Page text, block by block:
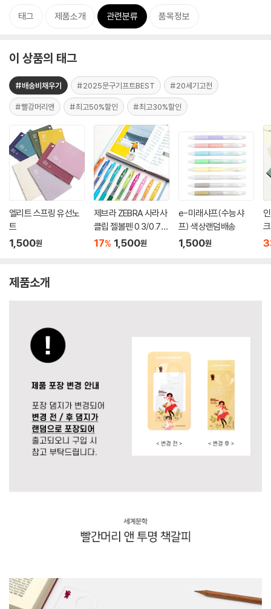
태그 제품소개 관련분류 품목정보
이 상품의 태그
#배송비채우기 #2025문구기프트BEST #20세기고전
#빨강머리앤 #최고50%할인 #최고30%할인
엘리트 스프링 유선노
트
1,500원
제브라 ZEBRA 사라사
클립 젤볼펜 0.3/0.7m
m
17% 1,500원
e-미래샤프(수능샤
프) 색상랜덤배송
1,500원
크
제품소개